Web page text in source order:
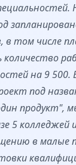
в том числе
количество
на 9 500.
под
продукт",
5 колледжей
в малые